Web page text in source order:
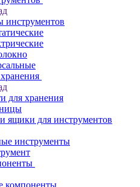
инструментов
для хранения
ящики для инструментов
инструменты
компоненты